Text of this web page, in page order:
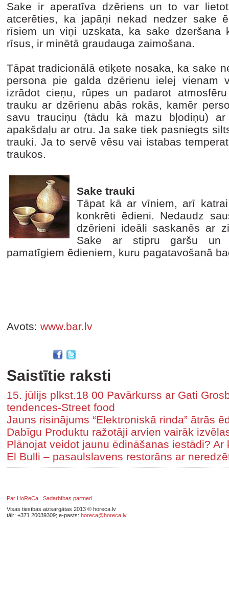
Sake ir aperatīva dzēriens un to var
atcerēties, ka japāņi nekad nedzer sake
rīsiem un viņi uzskata, ka sake dzeršana
rīsus, ir minētā graudauga zaimošana.
Tāpat tradicionālā etiķete nosaka, ka sake
persona pie galda dzērienu ielej vienam
izrādot cieņu, rūpes un padarot
trauku ar dzērienu abās rokās, kamēr
savu trauciņu (tādu kā mazu bļodiņu)
apakšdaļu ar otru. Ja sake tiek pasniegts
trauki. Ja to servē vēsu vai istabas
traukos.
Sake trauki
Tāpat kā ar vīniem, arī
konkrēti ēdieni. Nedaudz
dzērieni ideāli saskanēs ar
Sake ar stipru garšu un
pamatīgiem ēdieniem, kuru pagatavošanā
Avots: www.bar.lv
Saistītie raksti
15. jūlijs plkst.18 00 Pavārkurss ar Gati
tendences-Street food
Jauns risinājums “Elektroniskā rinda” ātrās
Dabīgu Produktu ražotāji arvien vairāk
Plānojat veidot jaunu ēdināšanas iestādi? Ar
El Bulli – pasaulslavens restorāns ar
Par HoReCa
Sadarbības partneri
Visas tiesības aizsargātas 2013 © horeca.lv
tālr: +371 20039309; e-pasts: horeca@horeca.lv